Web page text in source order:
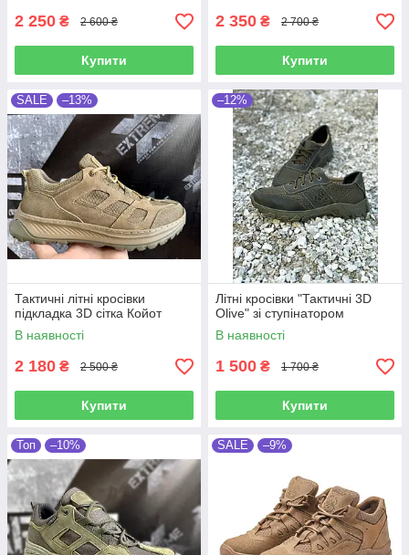
2 250 ₴ 2 600 ₴
Купити
2 350 ₴ 2 700 ₴
Купити
SALE –13%
Тактичні літні кросівки
підкладка 3D сітка Койот
В наявності
2 180 ₴ 2 500 ₴
Купити
–12%
Літні кросівки "Тактичні 3D
Olive" зі ступінатором
В наявності
1 500 ₴ 1 700 ₴
Купити
Топ –10% SALE –9%